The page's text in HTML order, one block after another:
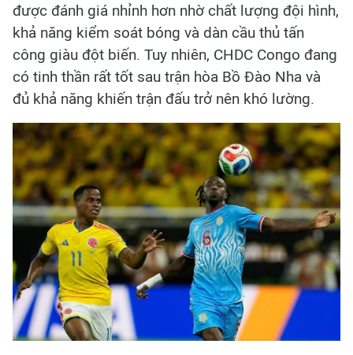
được đánh giá nhỉnh hơn nhờ chất lượng đội hình,
khả năng kiểm soát bóng và dàn cầu thủ tấn
công giàu đột biến. Tuy nhiên, CHDC Congo đang
có tinh thần rất tốt sau trận hòa Bồ Đào Nha và
đủ khả năng khiến trận đấu trở nên khó lường.